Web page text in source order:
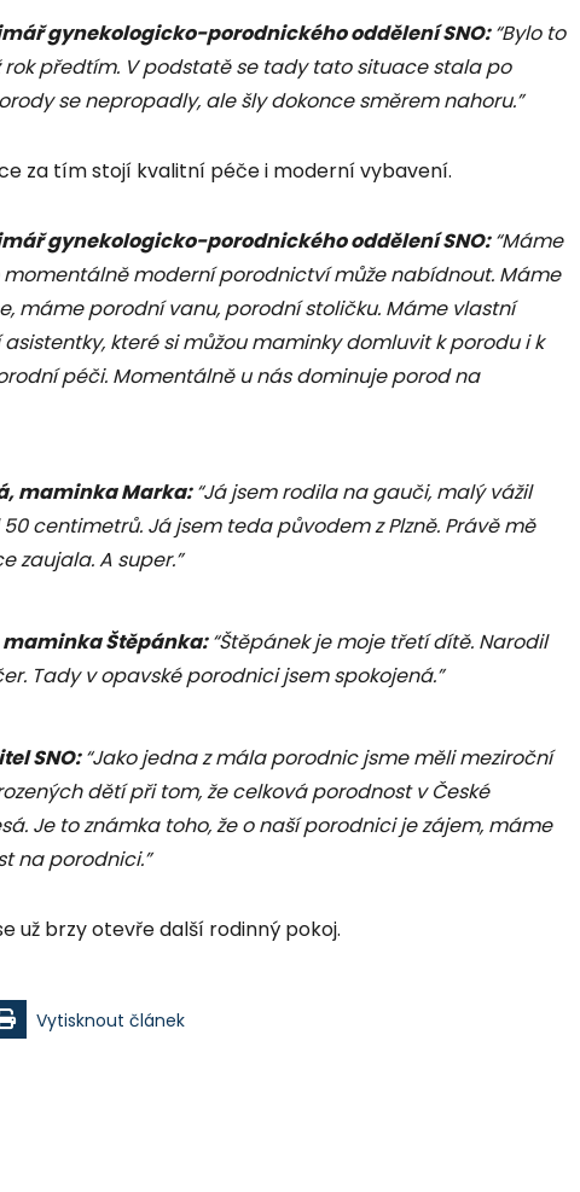
gynekologicko-porodnického oddělení SNO:“Bylo to
rok předtím. V podstatě se tady tato situace stala po
se nepropadly, ale šly dokonce směrem nahoru.”
za tím stojí kvalitní péče i moderní vybavení.
gynekologicko-porodnického oddělení SNO:“Máme
momentálně moderní porodnictví může nabídnout. Máme
máme porodní vanu, porodní stoličku. Máme vlastní
které si můžou maminky domluvit k porodu i k
péči. Momentálně u nás dominuje porod na
maminka Marka:“Já jsem rodila na gauči, malý vážil
centimetrů. Já jsem teda původem z Plzně. Právě mě
zaujala. A super.”
Štěpánka:“Štěpánek je moje třetí dítě. Narodil
Tady v opavské porodnici jsem spokojená.”
SNO:“Jako jedna z mála porodnic jsme měli meziroční
dětí při tom, že celková porodnost v České
Je to známka toho, že o naší porodnici je zájem, máme
na porodnici.”
už brzy otevře další rodinný pokoj.
Vytisknout článek